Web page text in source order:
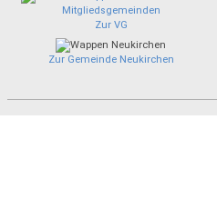
Zur VG
Zur Gemeinde Neukirchen